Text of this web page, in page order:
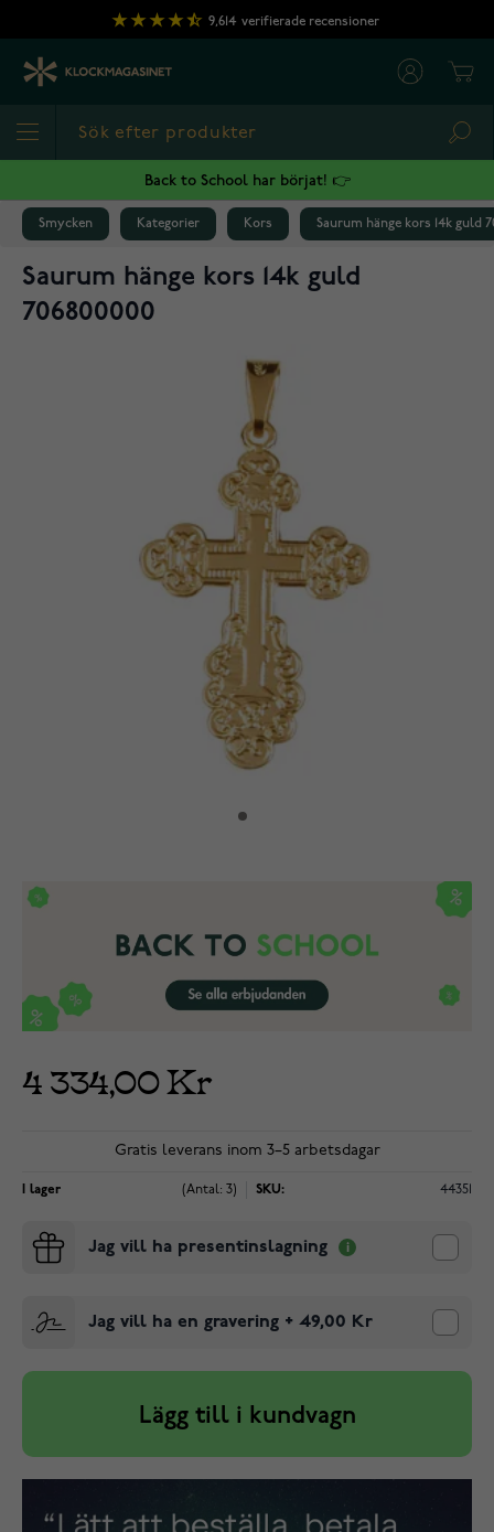
Hoppa till innehållet
9,614 verifierade recensioner
Back to School har börjat! 👉
Smycken Kategorier Kors Saurum hänge kors 14k guld
Saurum hänge kors 14k guld
706800000
4 334,00 Kr
Gratis leverans inom 3–5 arbetsdagar
I lager (Antal: 3) SKU: 44351
Jag vill ha presentinslagning
Jag vill ha en gravering + 49,00 Kr
Lägg till i kundvagn